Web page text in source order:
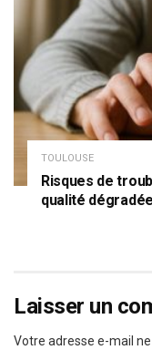
TOULOUSE
Risques de
qualité
Laisser un
Votre adresse e-mail ne